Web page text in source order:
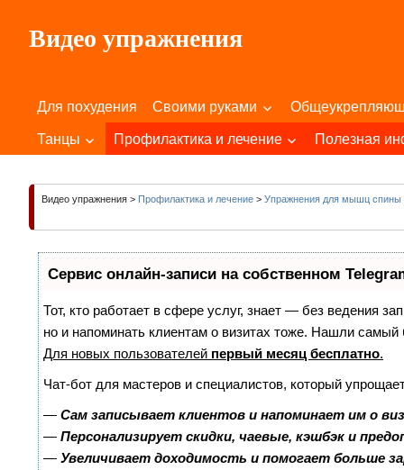
содержимому
Видео упражнения
Вашего
Для похудения Своими руками
Танцы Профилактика и лечение Полезная
Видео упражнения > Профилактика и лечение > Упражнения для мышц спины
Сервис онлайн-записи на собственном
Тот, кто работает в сфере услуг, знает — без ведения
но и напоминать клиентам о визитах тоже. Нашли
Для новых пользователей первый месяц бесплатно.
Чат-бот для мастеров и специалистов, который
— Сам записывает клиентов и напоминает им о
— Персонализирует скидки, чаевые, кэшбэк и
— Увеличивает доходимость и помогает больше